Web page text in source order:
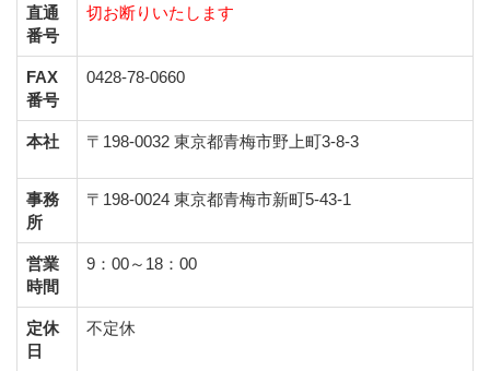
直通
番号
切お断りいたします
FAX
番号
0428-78-0660
本社 〒198-0032 東京都青梅市野上町3-8-3
事務
所
〒198-0024 東京都青梅市新町5-43-1
営業
時間
9：00～18：00
定休
日
不定休